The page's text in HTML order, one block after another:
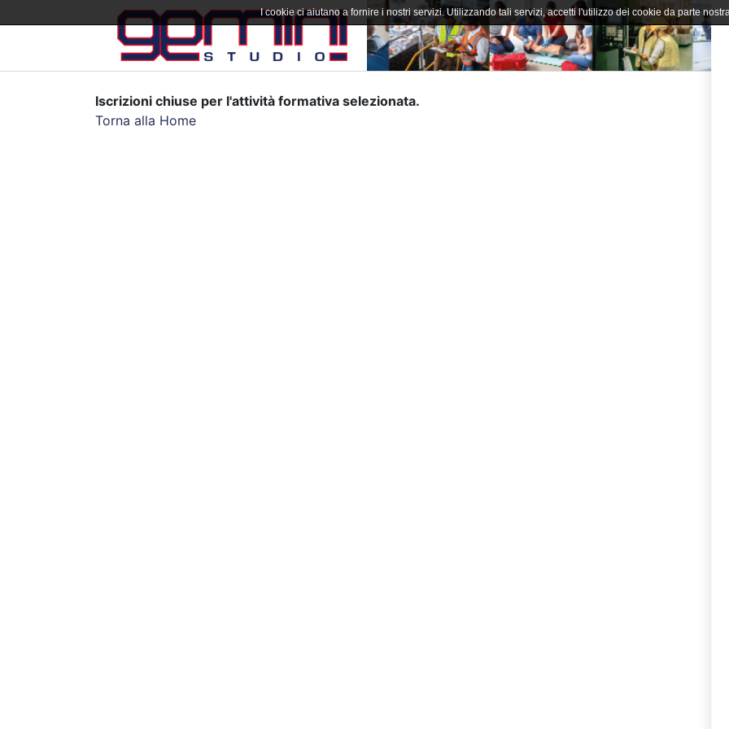
Iscrizioni chiuse per l'attività formativa selezionata.
Torna alla Home
I cookie ci aiutano a fornire i nostri servizi. Utilizzando tali servizi, accetti l'utilizzo dei cookie da parte